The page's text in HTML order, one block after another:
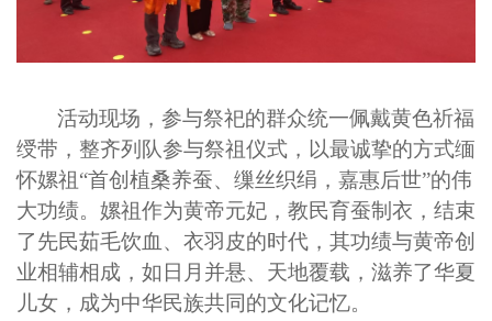
活动现场，参与祭祀的群众统一佩戴黄色祈福
绶带，整齐列队参与祭祖仪式，以最诚挚的方式缅
怀嫘祖 “首创植桑养蚕、缫丝织绢，嘉惠后世”的伟
大功绩。嫘祖作为黄帝元妃，教民育蚕制衣，结束
了先民茹毛饮血、衣羽皮的时代，其功绩与黄帝创
业相辅相成，如日月并悬、天地覆载，滋养了华夏
儿女，成为中华民族共同的文化记忆。